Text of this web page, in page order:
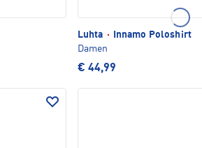
Luhta ·
Innamo Poloshirt
Damen
€ 44,99